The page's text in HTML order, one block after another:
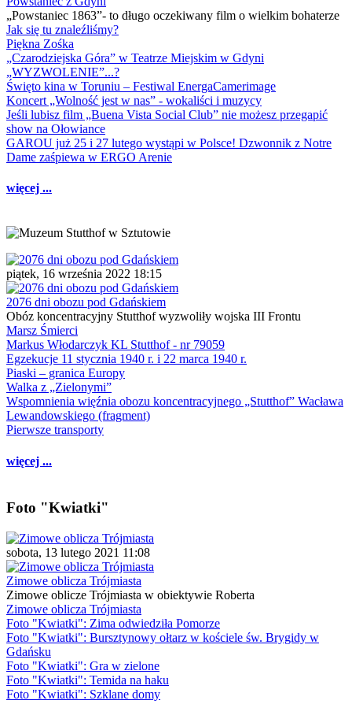
„Powstaniec 1863”- to długo oczekiwany film o wielkim bohaterze
Jak się tu znaleźliśmy?
Piękna Zośka
„Czarodziejska Góra” w Teatrze Miejskim w Gdyni
„WYZWOLENIE”...?
Święto kina w Toruniu – Festiwal EnergaCamerimage
Koncert „Wolność jest w nas” - wokaliści i muzycy
Jeśli lubisz film „Buena Vista Social Club” nie możesz przegapić
show na Ołowiance
GAROU już 25 i 27 lutego wystąpi w Polsce! Dzwonnik z Notre
Dame zaśpiewa w ERGO Arenie
więcej ...
piątek, 16 września 2022 18:15
2076 dni obozu pod Gdańskiem
Obóz koncentracyjny Stutthof wyzwoliły wojska III Frontu
Marsz Śmierci
Markus Włodarczyk KL Stutthof - nr 79059
Egzekucje 11 stycznia 1940 r. i 22 marca 1940 r.
Piaski – granica Europy
Walka z „Zielonymi”
Wspomnienia więźnia obozu koncentracyjnego „Stutthof” Wacława
Lewandowskiego (fragment)
Pierwsze transporty
więcej ...
Foto "Kwiatki"
sobota, 13 lutego 2021 11:08
Zimowe oblicza Trójmiasta
Zimowe oblicze Trójmiasta w obiektywie Roberta
Zimowe oblicza Trójmiasta
Foto "Kwiatki": Zima odwiedziła Pomorze
Foto "Kwiatki": Bursztynowy ołtarz w kościele św. Brygidy w
Gdańsku
Foto "Kwiatki": Gra w zielone
Foto "Kwiatki": Temida na haku
Foto "Kwiatki": Szklane domy